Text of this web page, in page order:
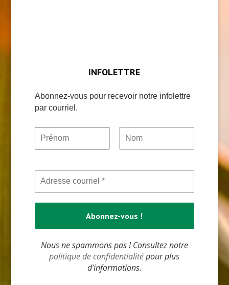
INFOLETTRE
Abonnez-vous pour recevoir notre infolettre
par courriel.
Nous ne spammons pas ! Consultez notre
politique de confidentialitépour plus
d’informations.